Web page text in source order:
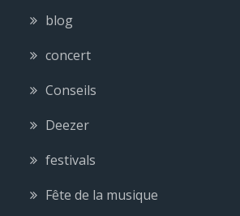
blog
concert
Conseils
Deezer
festivals
Fête de la musique